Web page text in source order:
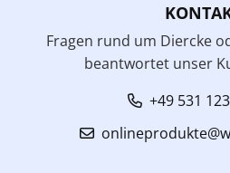
Fragen rund um Diercke
beantwortet unser
+49 531